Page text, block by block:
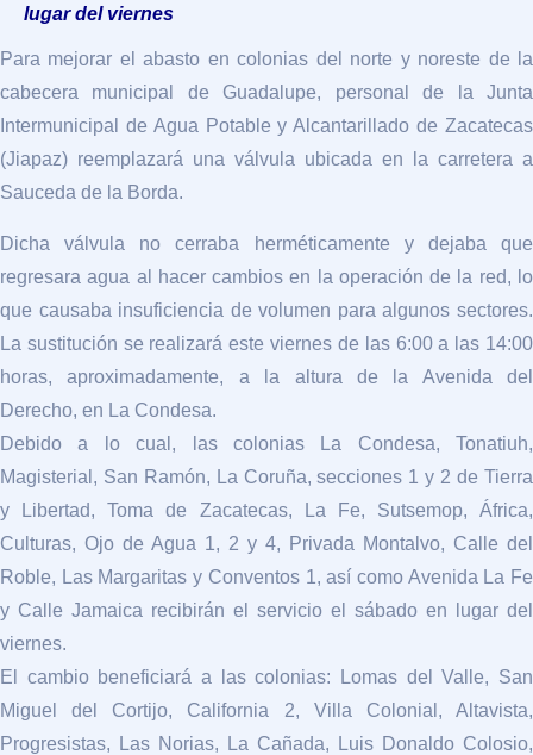
lugar del viernes
Para mejorar el abasto en colonias del norte y noreste de la
cabecera municipal de Guadalupe, personal de la Junta
Intermunicipal de Agua Potable y Alcantarillado de Zacatecas
(Jiapaz) reemplazará una válvula ubicada en la carretera a
Sauceda de la Borda.
Dicha válvula no cerraba herméticamente y dejaba que
regresara agua al hacer cambios en la operación de la red, lo
que causaba insuficiencia de volumen para algunos sectores.
La sustitución se realizará este viernes de las 6:00 a las 14:00
horas, aproximadamente, a la altura de la Avenida del
Derecho, en La Condesa.
Debido a lo cual, las colonias La Condesa, Tonatiuh,
Magisterial, San Ramón, La Coruña, secciones 1 y 2 de Tierra
y Libertad, Toma de Zacatecas, La Fe, Sutsemop, África,
Culturas, Ojo de Agua 1, 2 y 4, Privada Montalvo, Calle del
Roble, Las Margaritas y Conventos 1, así como Avenida La Fe
y Calle Jamaica recibirán el servicio el sábado en lugar del
viernes.
El cambio beneficiará a las colonias: Lomas del Valle, San
Miguel del Cortijo, California 2, Villa Colonial, Altavista,
Progresistas, Las Norias, La Cañada, Luis Donaldo Colosio,